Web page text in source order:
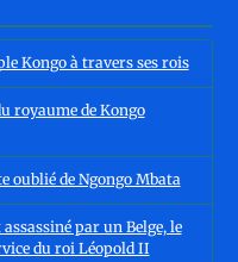
Kongo à travers ses rois
royaume de Kongo
oublié de Ngongo Mbata
par un Belge, le
du roi Léopold II